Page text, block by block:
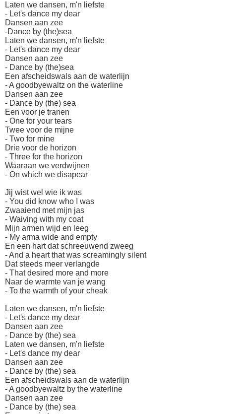
Laten we dansen, m'n liefste
- Let's dance my dear
Dansen aan zee
-Dance by (the)sea
Laten we dansen, m'n liefste
- Let's dance my dear
Dansen aan zee
- Dance by (the)sea
Een afscheidswals aan de waterlijn
- A goodbyewaltz on the waterline
Dansen aan zee
- Dance by (the) sea
Een voor je tranen
- One for your tears
Twee voor de mijne
- Two for mine
Drie voor de horizon
- Three for the horizon
Waaraan we verdwijnen
- On which we disapear
Jij wist wel wie ik was
- You did know who I was
Zwaaiend met mijn jas
- Waiving with my coat
Mijn armen wijd en leeg
- My arma wide and empty
En een hart dat schreeuwend zweeg
- And a heart that was screamingly silent
Dat steeds meer verlangde
- That desired more and more
Naar de warmte van je wang
- To the warmth of your cheak
Laten we dansen, m'n liefste
- Let's dance my dear
Dansen aan zee
- Dance by (the) sea
Laten we dansen, m'n liefste
- Let's dance my dear
Dansen aan zee
- Dance by (the) sea
Een afscheidswals aan de waterlijn
- A goodbyewaltz by the waterline
Dansen aan zee
- Dance by (the) sea